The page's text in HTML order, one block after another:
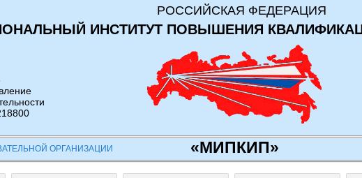
РОССИЙСКАЯ ФЕДЕРАЦИЯ
ИНСТИТУТ ПОВЫШЕНИЯ
ОРГАНИЗАЦИИ «МИПКИП»